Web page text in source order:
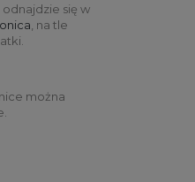
się w
, na tle
można